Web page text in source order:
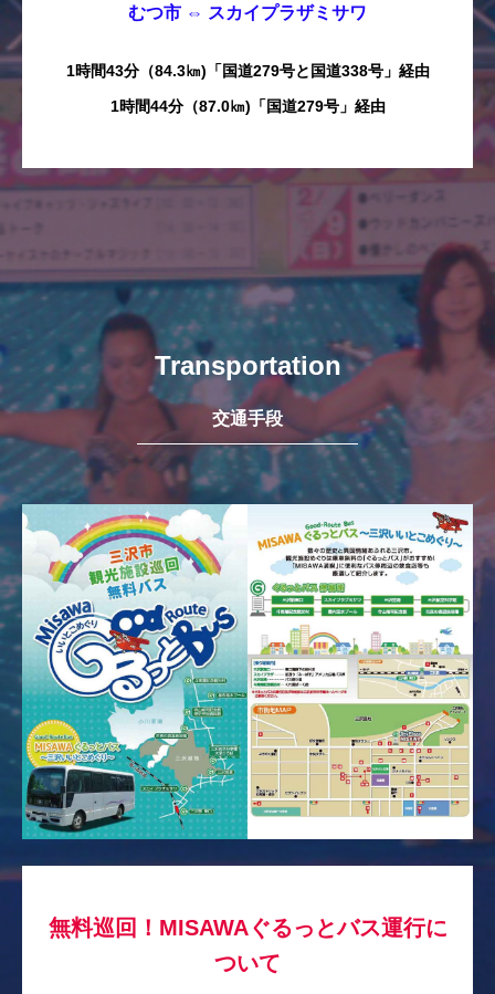
むつ市 ⇔ スカイプラザミサワ
1時間43分（84.3㎞)「国道279号と国道338号」経由
1時間44分（87.0㎞)「国道279号」経由
Transportation
交通手段
無料巡回！MISAWAぐるっとバス運行に
ついて